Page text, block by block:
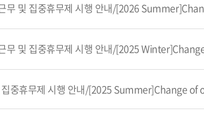
중휴무제 시행 안내/[2026 Summer]Change of office
집중휴무제 시행 안내/[2025 Winter]Change of office